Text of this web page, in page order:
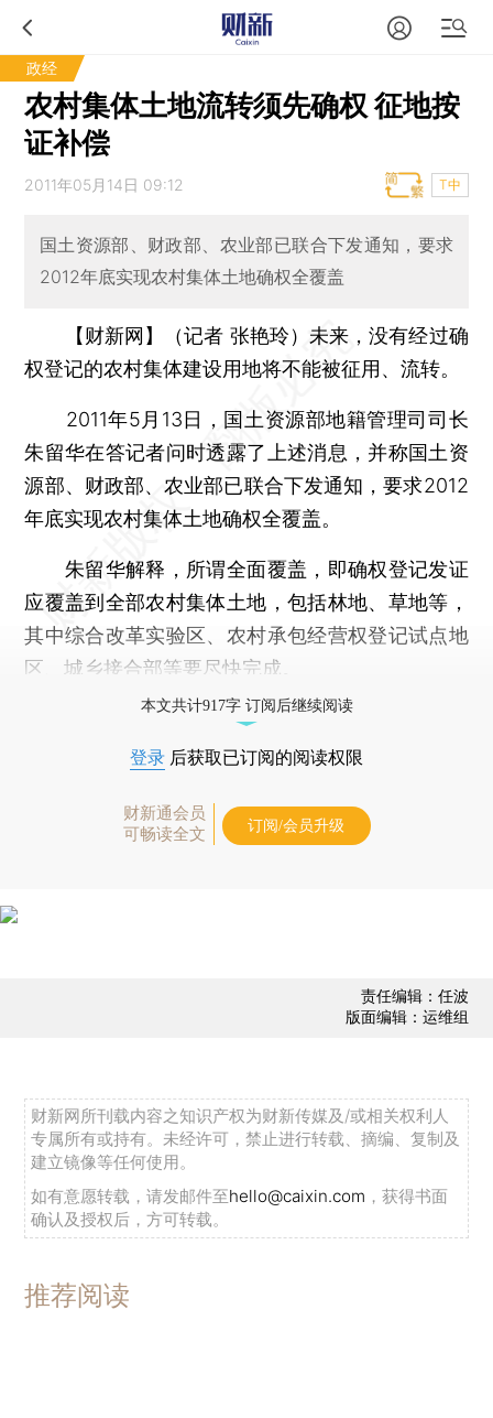
政经
农村集体土地流转须先确权 征地按
证补偿
2011年05月14日 09:12 T中
国土资源部、财政部、农业部已联合下发通知，要求
2012年底实现农村集体土地确权全覆盖
【财新网】（记者 张艳玲） 未来，没有经过确
权登记的农村集体建设用地将不能被征用、流转。
2011年5月13日，国土资源部地籍管理司司长
朱留华在答记者问时透露了上述消息，并称国土资
源部、财政部、农业部已联合下发通知，要求2012
年底实现农村集体土地确权全覆盖。
朱留华解释，所谓全面覆盖，即确权登记发证
应覆盖到全部农村集体土地，包括林地、草地等，
其中综合改革实验区、农村承包经营权登记试点地
区、城乡接合部等要尽快完成。
本文共计917字 订阅后继续阅读
登录 后获取已订阅的阅读权限
财新通会员
可畅读全文
订阅/会员升级
责任编辑：任波
版面编辑：运维组
财新网所刊载内容之知识产权为财新传媒及/或相关权利人
专属所有或持有。未经许可，禁止进行转载、摘编、复制及
建立镜像等任何使用。
如有意愿转载，请发邮件至hello@caixin.com ，获得书面
确认及授权后，方可转载。
推荐阅读